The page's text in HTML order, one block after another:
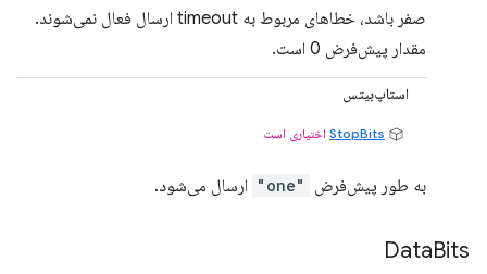
صفر باشد، خطاهای مربوط به timeout ارسال فعال نمی‌شوند.
مقدار پیش‌فرض 0 است.
استاپ‌بیتس
StopBits اختیاری است
به طور پیش‌فرض "one" ارسال می‌شود.
DataBits